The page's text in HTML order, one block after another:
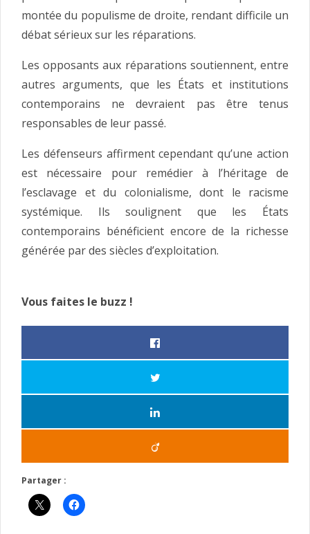
montée du populisme de droite, rendant difficile un
débat sérieux sur les réparations.
Les opposants aux réparations soutiennent, entre
autres arguments, que les États et institutions
contemporains ne devraient pas être tenus
responsables de leur passé.
Les défenseurs affirment cependant qu’une action
est nécessaire pour remédier à l’héritage de
l’esclavage et du colonialisme, dont le racisme
systémique. Ils soulignent que les États
contemporains bénéficient encore de la richesse
générée par des siècles d’exploitation.
Vous faites le buzz !
Partager :